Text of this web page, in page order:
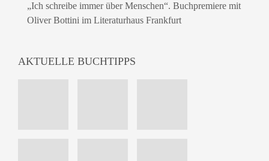
„Ich schreibe immer über Menschen“. Buchpremiere mit
Oliver Bottini im Literaturhaus Frankfurt
AKTUELLE BUCHTIPPS